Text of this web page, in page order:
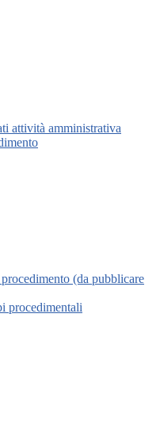
attività amministrativa
(da pubblicare
procedimentali